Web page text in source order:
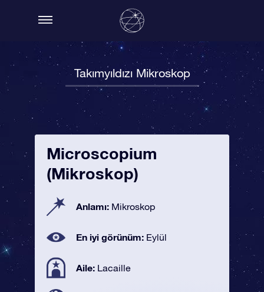
Takımyıldızı Mikroskop
Microscopium
(Mikroskop)
Anlamı: Mikroskop
En iyi görünüm: Eylül
Aile: Lacaille